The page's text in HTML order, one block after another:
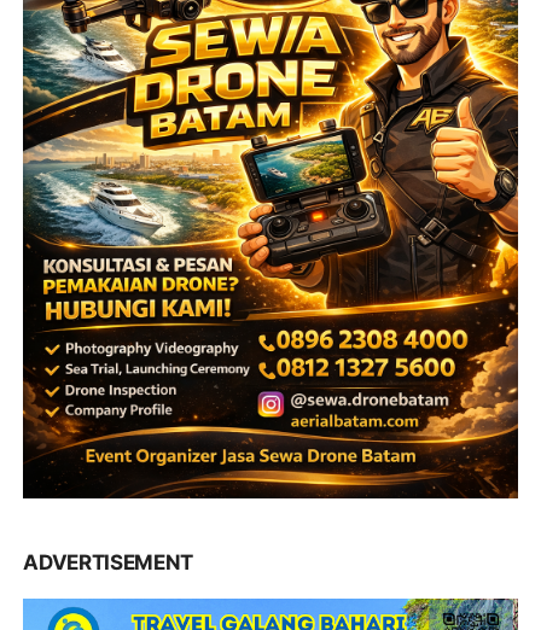
ADVERTISEMENT